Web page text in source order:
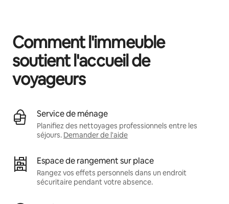
Comment l'immeuble
soutient l'accueil de
voyageurs
Service de ménage
Planifiez des nettoyages professionnels entre les
séjours. Demander de l'aide
Espace de rangement sur place
Rangez vos effets personnels dans un endroit
sécuritaire pendant votre absence.